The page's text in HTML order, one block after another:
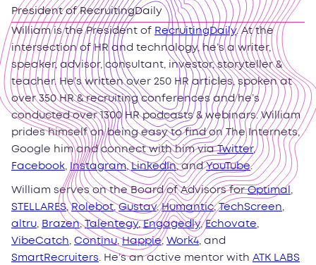
President of RecruitingDaily
William is the President of RecruitingDaily. At the
intersection of HR and technology, he’s a writer,
speaker, advisor, consultant, investor, storyteller &
teacher. He’s written over 250 HR articles, spoken at
over 350 HR & recruiting conferences and he’s
conducted over 1300 HR podcasts & webinars. William
prides himself on being easy to find on The Internets,
Google him and connect with him viaTwitter,
Facebook Instagram,LinkedIn, andYouTube.
William serves on the Board of Advisors forOptimal
STELLARES,Rolebot,Gustav,Humantic,TechScreen
altru
Brazen,Talentegy,Engagedly,Echovate
VibeCatch Continu,Happie, Work4 , and
SmartRecruiters . He’s an active mentor with ATK LABS